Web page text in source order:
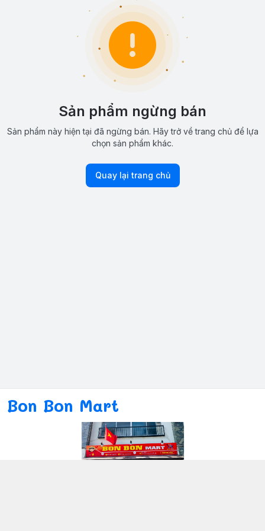
Sản phẩm ngừng bán
Sản phẩm này hiện tại đã ngừng bán. Hãy trở về trang chủ để lựa
chọn sản phẩm khác.
Quay lại trang chủ
Bon Bon Mart